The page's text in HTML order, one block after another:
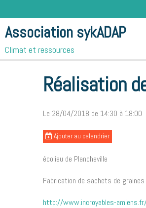
Association sykADAP
Climat et ressources
Accueil
Réalisation
Le 28/04/2018 de 14:30 à 18:00
Ajouter au calendrier
écolieu de Plancheville
Fabrication de sachets de
http://www.incroyables-